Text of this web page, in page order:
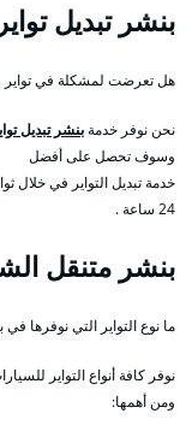
بنشر تبديل
هل تعرضت لمشكلة في تواير
نحن نوفر خدمةبنشر تبديل
وسوف تحصل على أفضل
خدمة تبديل التواير في خلال
24 ساعة .
بنشر متنقل
ما نوع التواير التي نوفرها
نوفر كافة أنواع التواير
ومن أهمها: